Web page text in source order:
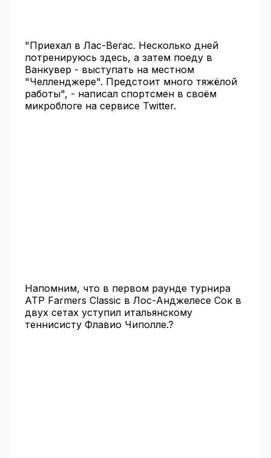
"Приехал в Лас-Вегас. Несколько дней
потренируюсь здесь, а затем поеду в
Ванкувер - выступать на местном
"Челленджере". Предстоит много тяжёлой
работы", - написал спортсмен в своём
микроблоге на сервисе Twitter.
Напомним, что в первом раунде турнира
АТР Farmers Classic в Лос-Анджелесе Сок в
двух сетах уступил итальянскому
теннисисту Флавио Чиполле.?